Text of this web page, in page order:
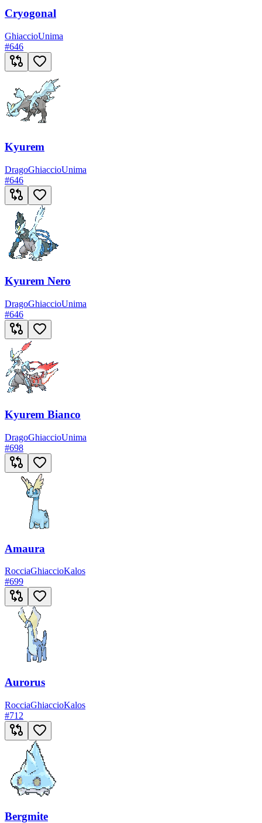
Cryogonal
GhiaccioUnima
#646
Kyurem
DragoGhiaccioUnima
#646
Kyurem Nero
DragoGhiaccioUnima
#646
Kyurem Bianco
DragoGhiaccioUnima
#698
Amaura
RocciaGhiaccioKalos
#699
Aurorus
RocciaGhiaccioKalos
#712
Bergmite